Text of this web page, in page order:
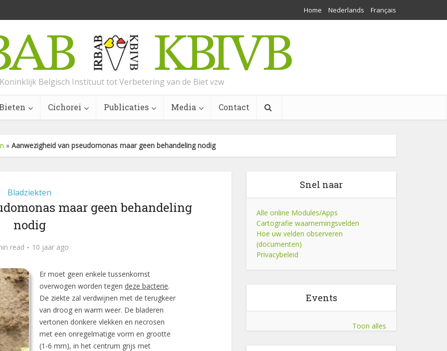
Home Nederlands Français
Koninklijk Belgisch Instituut tot Verbetering van de Biet vzw
Cichorei Publicaties Media Contact
» Aanwezigheid van pseudomonas maar geen behandeling nodig
Bladziekten
maar geen behandeling
nodig
read 10 jaar ago
Er moet geen enkele tussenkomst
overwogen worden tegen deze bacterie.
De ziekte zal verdwijnen met de terugkeer
van droog en warm weer. De bladeren
vertonen donkere vlekken en necrosen
met een onregelmatige vorm en grootte
(1-6 mm), in het centrum grijs met
Snel naar
Alle online Modules/Apps
Cartografie waarnemingsvelden
Hoe uw velden observeren
(documenten)
Privacybeleid
Events
Toon alles